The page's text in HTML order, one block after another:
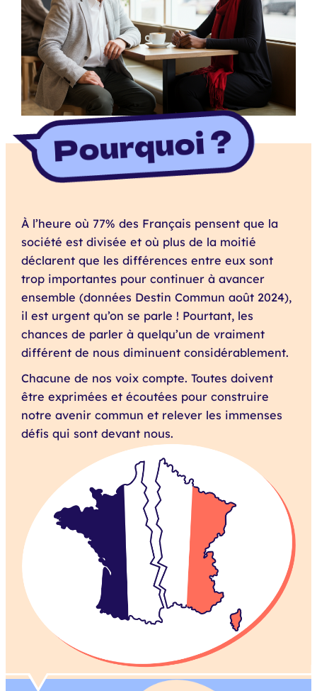
À l’heure où 77% des Français pensent que la
société est divisée et où plus de la moitié
déclarent que les différences entre eux sont
trop importantes pour continuer à avancer
ensemble (données Destin Commun août 2024),
il est urgent qu’on se parle ! Pourtant, les
chances de parler à quelqu’un de vraiment
différent de nous diminuent considérablement.
Chacune de nos voix compte. Toutes doivent
être exprimées et écoutées pour construire
notre avenir commun et relever les immenses
défis qui sont devant nous.